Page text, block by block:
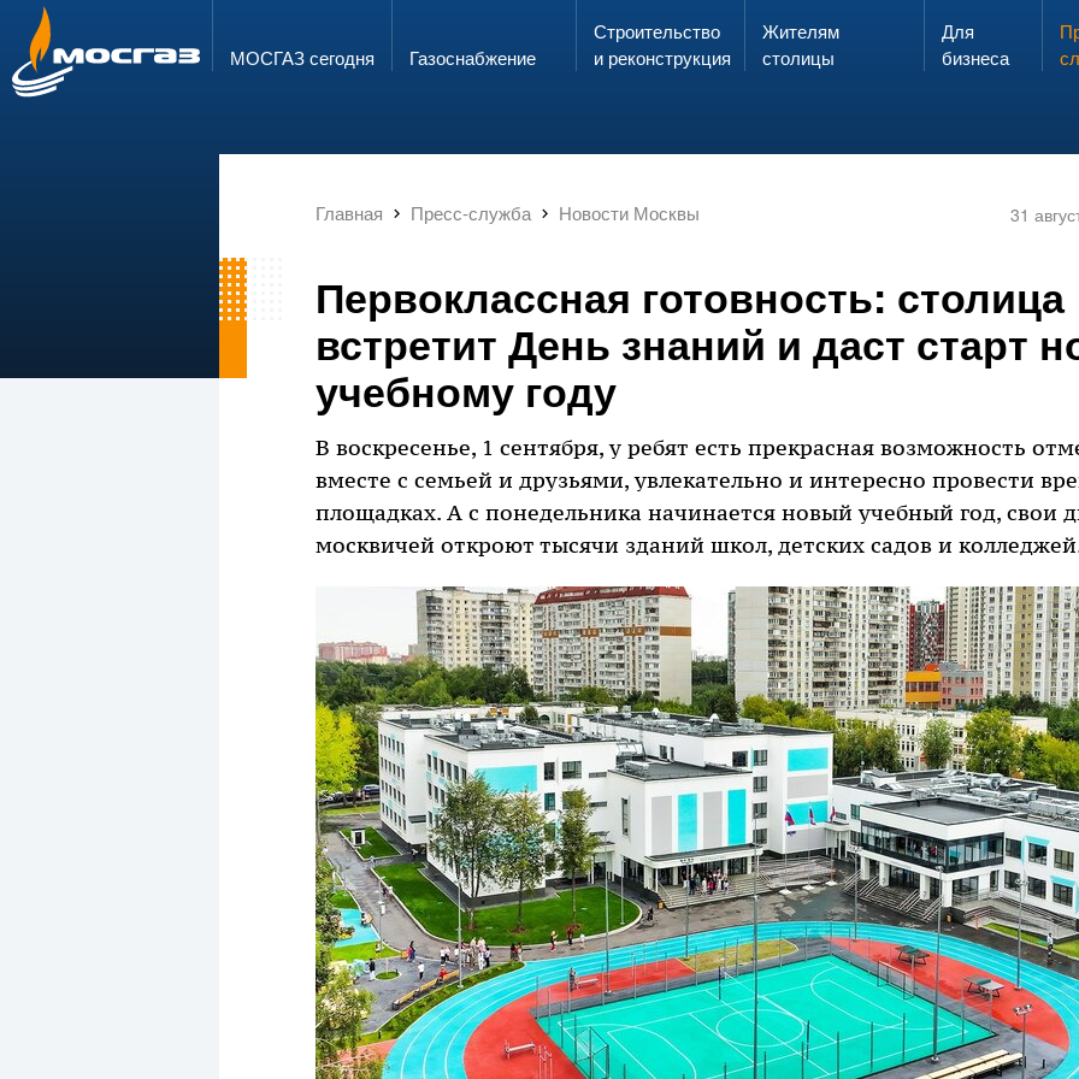
Запах газа?
ЗВОНИ
ГОРЯЧАЯ ЛИНИЯ
8 800 700 71 04 info@mos-gaz.ru
МОСГАЗ сегодня Газо­снабжение
Строительство
и реконструкция
Жителям
столицы
Для
бизнеса
Главная Пресс-служба Новости Москвы 31
Первоклассная готовность: столица
встретит День знаний и даст старт
учебному году
В воскресенье, 1 сентября, у ребят есть прекрасная возможность
вместе с семьей и друзьями, увлекательно и интересно провести
площадках. А с понедельника начинается новый учебный год, свои
москвичей откроют тысячи зданий школ, детских садов и